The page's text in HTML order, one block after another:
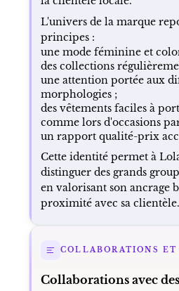
L'univers de la marque
principes :
une mode féminine et
des collections
une attention portée aux
morphologies ;
des vêtements faciles à
comme lors d'occasions
un rapport qualité-prix
Cette identité permet à
distinguer des grands
en valorisant son ancrage
proximité avec sa clientèle.
COLLABORATIONS
Collaborations avec